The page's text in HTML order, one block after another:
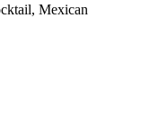
Mexican